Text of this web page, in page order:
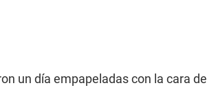
un día empapeladas con la cara del